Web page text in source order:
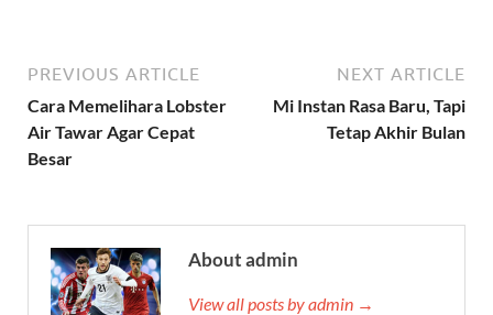
PREVIOUS ARTICLE
Cara Memelihara Lobster
Air Tawar Agar Cepat
Besar
NEXT ARTICLE
Mi Instan Rasa Baru, Tapi
Tetap Akhir Bulan
About admin
View all posts by admin →